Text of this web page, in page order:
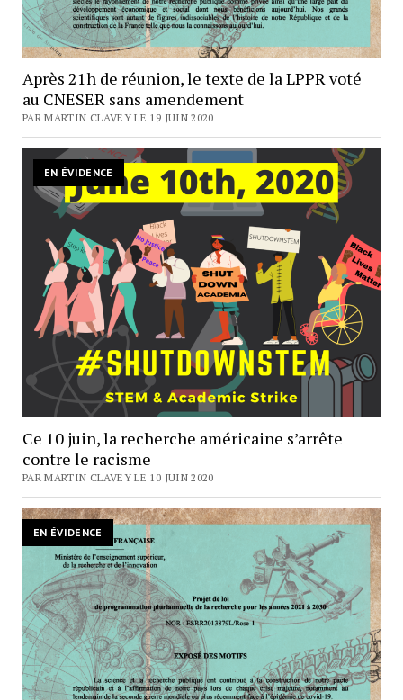
Après 21h de réunion, le texte de la LPPR voté
au CNESER sans amendement
PAR MARTIN CLAVEY LE 19 JUIN 2020
EN ÉVIDENCE
Ce 10 juin, la recherche américaine s’arrête
contre le racisme
PAR MARTIN CLAVEY LE 10 JUIN 2020
EN ÉVIDENCE